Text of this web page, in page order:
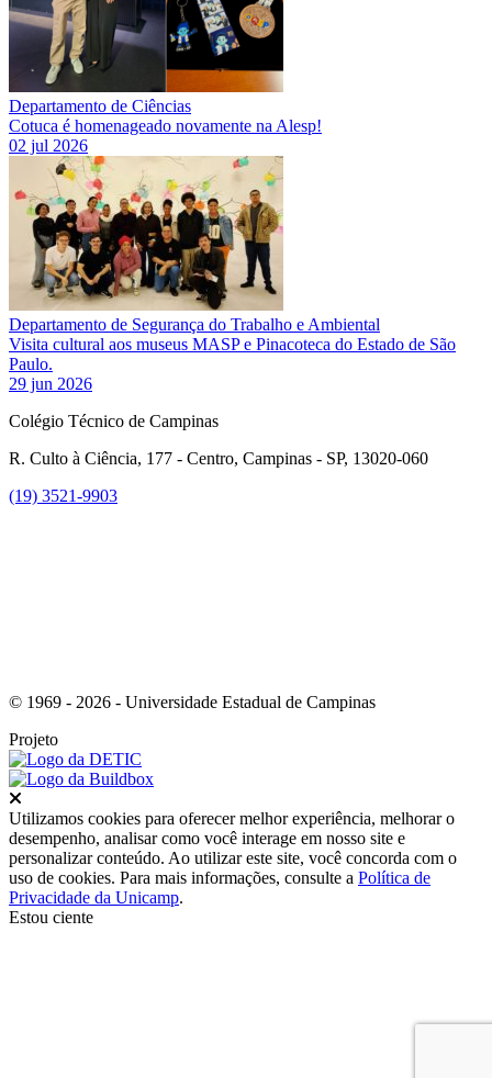
Departamento de Ciências
Cotuca é homenageado novamente na Alesp!
02 jul 2026
Departamento de Segurança do Trabalho e Ambiental
Visita cultural aos museus MASP e Pinacoteca do Estado de São
Paulo.
29 jun 2026
Colégio Técnico de Campinas
R. Culto à Ciência, 177 - Centro, Campinas - SP, 13020-060
(19) 3521-9903
© 1969 - 2026 - Universidade Estadual de Campinas
Projeto
Utilizamos cookies para oferecer melhor experiência, melhorar o
desempenho, analisar como você interage em nosso site e
personalizar conteúdo. Ao utilizar este site, você concorda com o
uso de cookies. Para mais informações, consulte a Política de
Privacidade da Unicamp.
Estou ciente